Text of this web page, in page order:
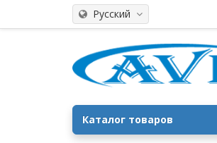
Русский
Каталог товаров